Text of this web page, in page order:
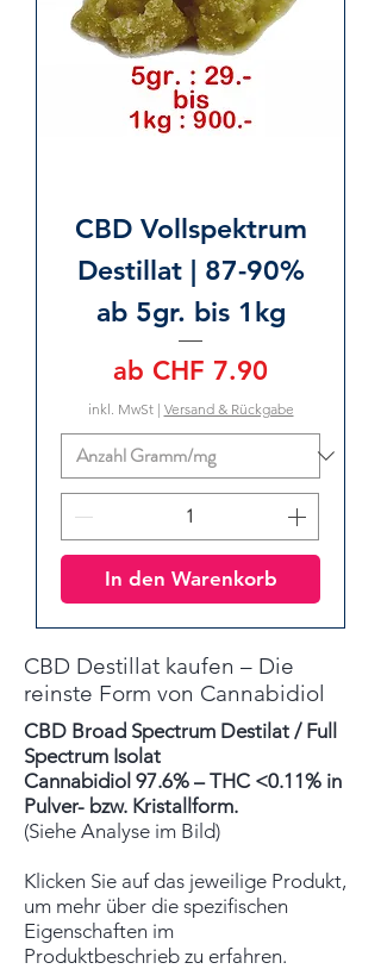
CBD Vollspektrum
Destillat | 87-90%
ab 5gr. bis 1kg
ab CHF 7.90
Sale-Preis
inkl. MwSt| Versand & Rückgabe
In den Warenkorb
CBD Destillat kaufen – Die
reinste Form von Cannabidiol
CBD Broad Spectrum Destilat / Full
Spectrum Isolat
Cannabidiol 97.6% – THC <0.11% in
Pulver- bzw. Kristallform.
(Siehe Analyse im Bild)
Klicken Sie auf das jeweilige Produkt,
um mehr über die spezifischen
Eigenschaften im
Produktbeschrieb zu erfahren.